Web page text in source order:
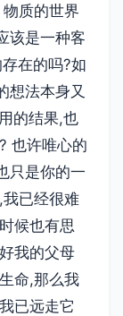
质的世界
该是一种客
在的吗?如
想法本身又
的结果,也
也许唯心的
只是你的一
已经很难
候也有思
我的父母
命,那么我
已远走它